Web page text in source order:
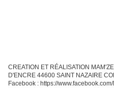
CREATION ET RÉALISATION
D'ENCRE 44600 SAINT NAZAIRE
Facebook : https://